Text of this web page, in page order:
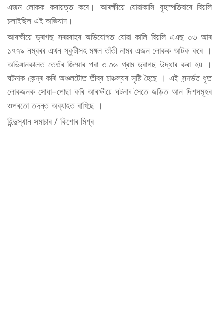
এজন লোকক কৰায়ত্ত কৰে। আৰক্ষীয়ে যোৱাকালি বৃহস্পতিবাৰে বিয়লি
চলাইছিল এই অভিযান।
আৰক্ষীয়ে ড্ৰাগছ সৰৱৰাহৰ অভিযোগত যোৱা কালি বিয়লি এএছ ০৩ আৰ
১৭৭৯ নম্বৰৰ এখন স্কুটীসহ মঙ্গল তাঁতী নামৰ এজন লোকক আটক কৰে ।
অভিযানকালত তেওঁৰ জিম্মাৰ পৰা ৩.৩৬ গ্ৰাম ড্ৰাগছ উদ্ধাৰ কৰা হয় ।
ঘটনাক কেন্দ্ৰ কৰি অঞ্চলটোত তীব্ৰ চাঞ্চল্যৰ সৃষ্টি হৈছে । এই সন্দৰ্ভত ধৃত
লোকজনক সোধা–পোছা কৰি আৰক্ষীয়ে ঘটনাৰ সৈতে জড়িত আন দিশসমূহৰ
ওপৰতো তদন্ত অব্যাহত ৰাখিছে ।
হিন্দুস্থান সমাচাৰ / কিশোৰ মিশ্ৰ